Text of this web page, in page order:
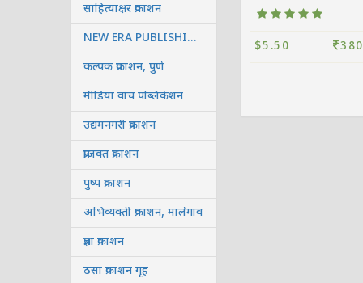
साहित्याक्षर प्रकाशन
NEW ERA PUBLISHING HOUSE
कल्पक प्रकाशन, पुणे
मीडिया वॉच पब्लिकेशन
उद्यमनगरी प्रकाशन
प्राजक्त प्रकाशन
पुष्प प्रकाशन
अभिव्यक्ती प्रकाशन, मालेगाव
प्रज्ञा प्रकाशन
ठसा प्रकाशन गृह
$5.50